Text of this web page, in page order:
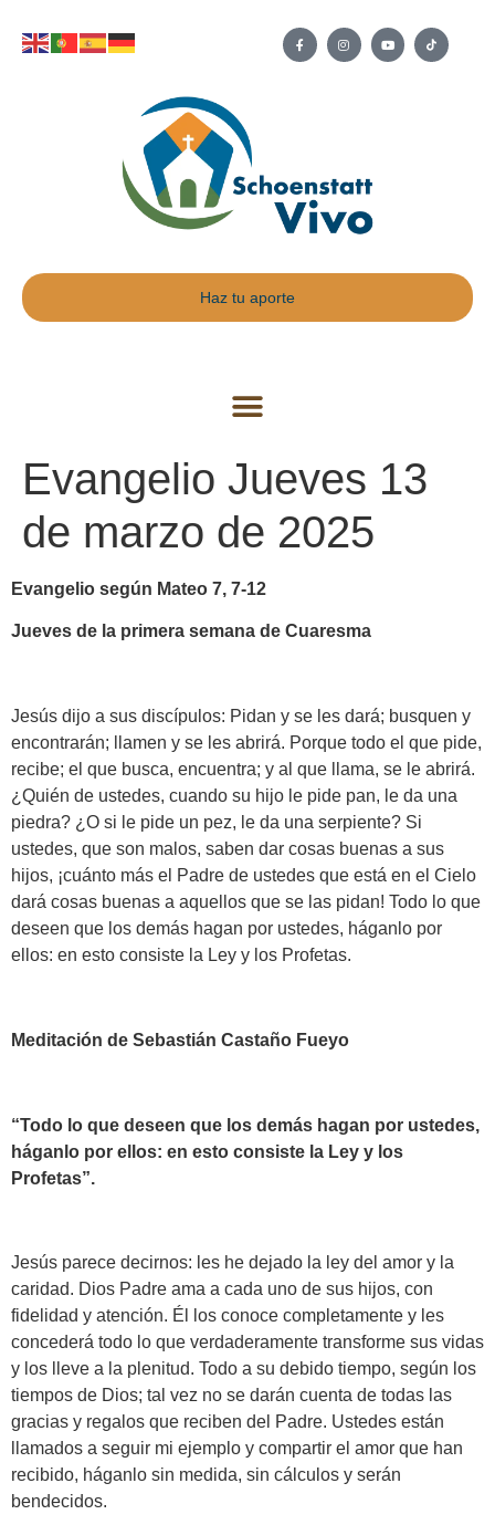
Haz tu aporte
Evangelio Jueves 13
de marzo de 2025
Evangelio según Mateo 7, 7-12
Jueves de la primera semana de Cuaresma
Jesús dijo a sus discípulos: Pidan y se les dará; busquen y
encontrarán; llamen y se les abrirá. Porque todo el que pide,
recibe; el que busca, encuentra; y al que llama, se le abrirá.
¿Quién de ustedes, cuando su hijo le pide pan, le da una
piedra? ¿O si le pide un pez, le da una serpiente? Si
ustedes, que son malos, saben dar cosas buenas a sus
hijos, ¡cuánto más el Padre de ustedes que está en el Cielo
dará cosas buenas a aquellos que se las pidan! Todo lo que
deseen que los demás hagan por ustedes, háganlo por
ellos: en esto consiste la Ley y los Profetas.
Meditación de Sebastián Castaño Fueyo
“Todo lo que deseen que los demás hagan por ustedes,
háganlo por ellos: en esto consiste la Ley y los
Profetas”.
Jesús parece decirnos: les he dejado la ley del amor y la
caridad. Dios Padre ama a cada uno de sus hijos, con
fidelidad y atención. Él los conoce completamente y les
concederá todo lo que verdaderamente transforme sus vidas
y los lleve a la plenitud. Todo a su debido tiempo, según los
tiempos de Dios; tal vez no se darán cuenta de todas las
gracias y regalos que reciben del Padre. Ustedes están
llamados a seguir mi ejemplo y compartir el amor que han
recibido, háganlo sin medida, sin cálculos y serán
bendecidos.